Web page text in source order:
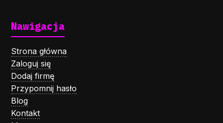
Nawigacja
Strona główna
Zaloguj się
Dodaj firmę
Przypomnij hasło
Blog
Kontakt